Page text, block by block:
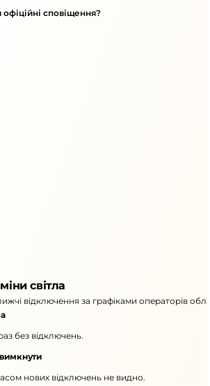
сповіщення?
світла
відключення за графіками операторів
без відключень.
нових відключень не видно.